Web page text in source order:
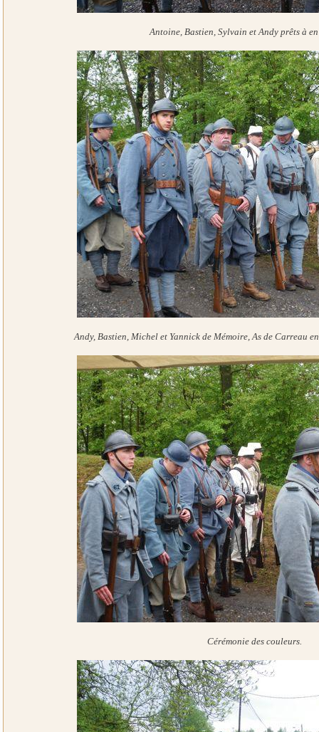
Antoine, Bastien, Sylvain et Andy prêts à
Andy, Bastien, Michel et Yannick de Mémoire, As de Carreau
Cérémonie des couleurs.